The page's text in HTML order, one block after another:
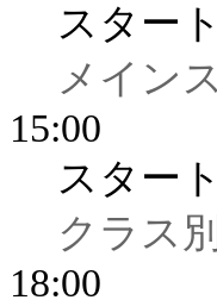
スター
メイン
15:00
スタート
クラス
18:00